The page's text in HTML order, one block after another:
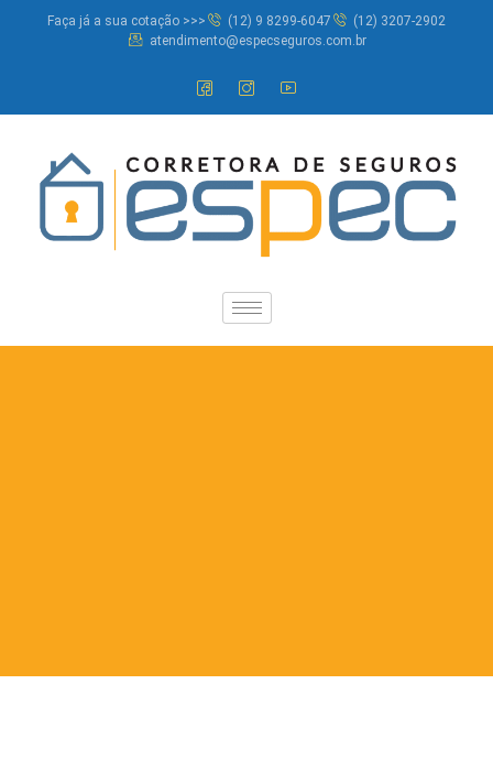
Faça já a sua cotação >>> (12) 9 8299-6047
(12) 3207-2902
atendimento@especseguros.com.br